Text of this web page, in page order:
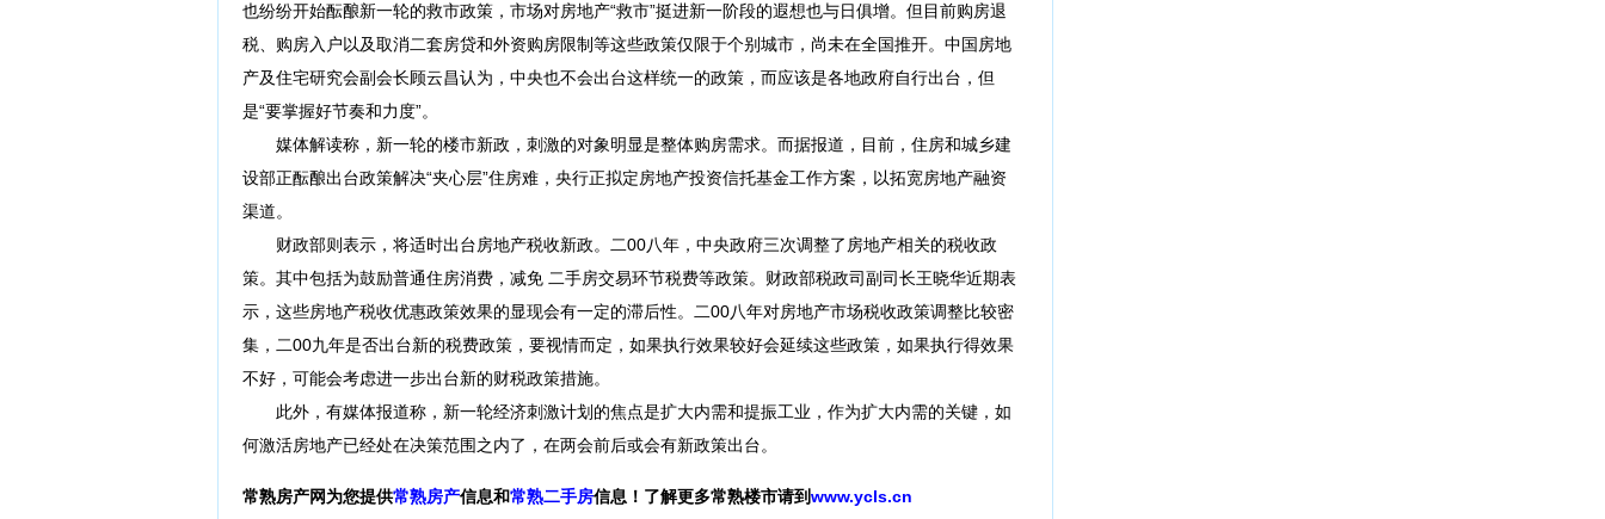
也纷纷开始酝酿新一轮的救市政策，市场对房地产“救市”挺进新一阶段的遐想也与日俱增。但目前购房退
税、购房入户以及取消二套房贷和外资购房限制等这些政策仅限于个别城市，尚未在全国推开。中国房地
产及住宅研究会副会长顾云昌认为，中央也不会出台这样统一的政策，而应该是各地政府自行出台，但
是“要掌握好节奏和力度”。
媒体解读称，新一轮的楼市新政，刺激的对象明显是整体购房需求。而据报道，目前，住房和城乡建
设部正酝酿出台政策解决“夹心层”住房难，央行正拟定房地产投资信托基金工作方案，以拓宽房地产融资
渠道。
财政部则表示，将适时出台房地产税收新政。二00八年，中央政府三次调整了房地产相关的税收政
策。其中包括为鼓励普通住房消费，减免 二手房交易环节税费等政策。财政部税政司副司长王晓华近期表
示，这些房地产税收优惠政策效果的显现会有一定的滞后性。二00八年对房地产市场税收政策调整比较密
集，二00九年是否出台新的税费政策，要视情而定，如果执行效果较好会延续这些政策，如果执行得效果
不好，可能会考虑进一步出台新的财税政策措施。
此外，有媒体报道称，新一轮经济刺激计划的焦点是扩大内需和提振工业，作为扩大内需的关键，如
何激活房地产已经处在决策范围之内了，在两会前后或会有新政策出台。
常熟房产网为您提供常熟房产信息和常熟二手房信息！了解更多常熟楼市请到www.ycls.cn